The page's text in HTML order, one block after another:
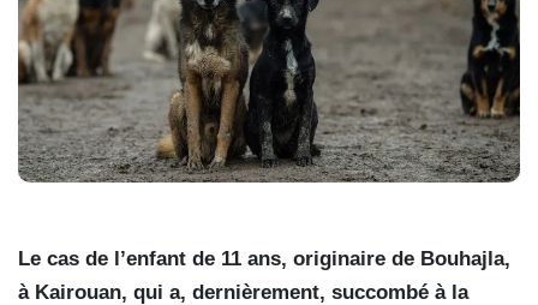
Le cas de l’enfant de 11 ans, originaire de Bouhajla,
à Kairouan, qui a, dernièrement, succombé à la